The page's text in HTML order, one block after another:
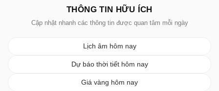
THÔNG TIN HỮU ÍCH
Cập nhật nhanh các thông tin được quan tâm mỗi ngày
Lịch âm hôm nay
Dự báo thời tiết hôm nay
Giá vàng hôm nay